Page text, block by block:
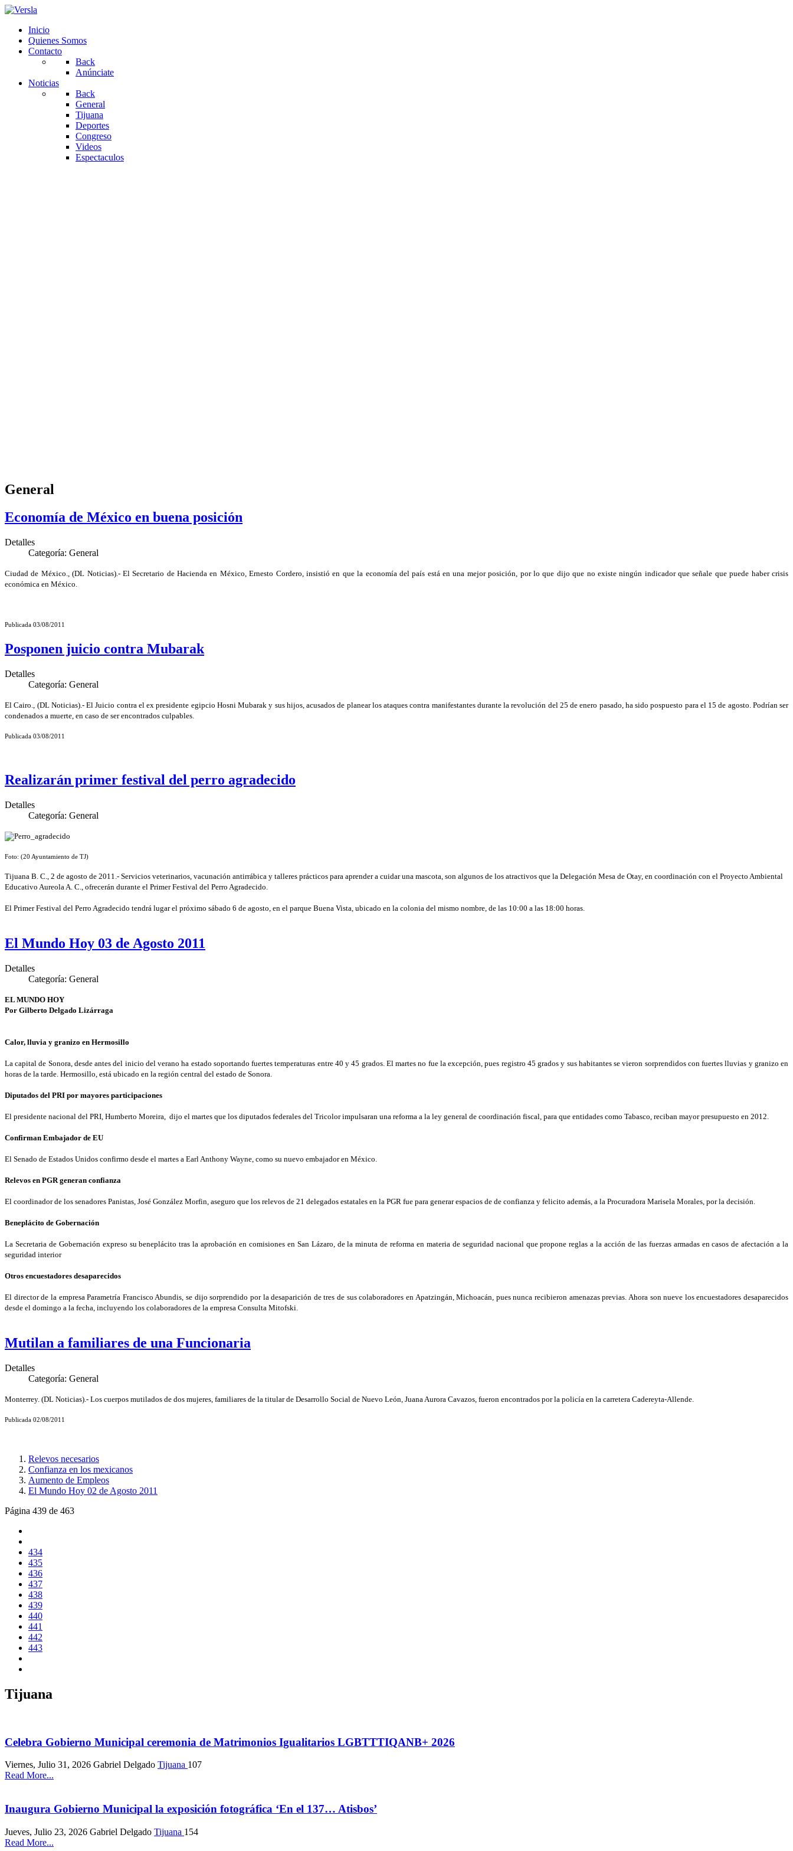
Inicio
Quienes Somos
Contacto
Back
Anúnciate
Noticias
Back
General
Tijuana
Deportes
Congreso
Videos
Espectaculos
General
Economía de México en buena posición
Detalles
Categoría: General
Ciudad de México., (DL Noticias).- El Secretario de Hacienda en México, Ernesto Cordero, insistió en que la economía del país está en una mejor posición, por lo que dijo que no existe ningún indicador que señale que puede haber crisis
económica en México.
Publicada 03/08/2011
Posponen juicio contra Mubarak
Detalles
Categoría: General
El Cairo., (DL Noticias).- El Juicio contra el ex presidente egipcio Hosni Mubarak y sus hijos, acusados de planear los ataques contra manifestantes durante la revolución del 25 de enero pasado, ha sido pospuesto para el 15 de agosto. Podrían ser
condenados a muerte, en caso de ser encontrados culpables.
Publicada 03/08/2011
Realizarán primer festival del perro agradecido
Detalles
Categoría: General
Foto: (20 Ayuntamiento de TJ)
Tijuana B. C., 2 de agosto de 2011.- Servicios veterinarios, vacunación antirrábica y talleres prácticos para aprender a cuidar una mascota, son algunos de los atractivos que la Delegación Mesa de Otay, en coordinación con el Proyecto Ambiental
Educativo Aureola A. C., ofrecerán durante el Primer Festival del Perro Agradecido.
El Primer Festival del Perro Agradecido tendrá lugar el próximo sábado 6 de agosto, en el parque Buena Vista, ubicado en la colonia del mismo nombre, de las 10:00 a las 18:00 horas.
El Mundo Hoy 03 de Agosto 2011
Detalles
Categoría: General
EL MUNDO HOY
Por Gilberto Delgado Lizárraga
Calor, lluvia y granizo en Hermosillo
La capital de Sonora, desde antes del inicio del verano ha estado soportando fuertes temperaturas entre 40 y 45 grados. El martes no fue la excepción, pues registro 45 grados y sus habitantes se vieron sorprendidos con fuertes lluvias y granizo en
horas de la tarde. Hermosillo, está ubicado en la región central del estado de Sonora.
Diputados del PRI por mayores participaciones
El presidente nacional del PRI, Humberto Moreira, dijo el martes que los diputados federales del Tricolor impulsaran una reforma a la ley general de coordinación fiscal, para que entidades como Tabasco, reciban mayor presupuesto en 2012.
Confirman Embajador de EU
El Senado de Estados Unidos confirmo desde el martes a Earl Anthony Wayne, como su nuevo embajador en México.
Relevos en PGR generan confianza
El coordinador de los senadores Panistas, José González Morfin, aseguro que los relevos de 21 delegados estatales en la PGR fue para generar espacios de de confianza y felicito además, a la Procuradora Marisela Morales, por la decisión.
Beneplácito de Gobernación
La Secretaria de Gobernación expreso su beneplácito tras la aprobación en comisiones en San Lázaro, de la minuta de reforma en materia de seguridad nacional que propone reglas a la acción de las fuerzas armadas en casos de afectación a la
seguridad interior
Otros encuestadores desaparecidos
El director de la empresa Parametría Francisco Abundis, se dijo sorprendido por la desaparición de tres de sus colaboradores en Apatzingán, Michoacán, pues nunca recibieron amenazas previas. Ahora son nueve los encuestadores desaparecidos
desde el domingo a la fecha, incluyendo los colaboradores de la empresa Consulta Mitofski.
Mutilan a familiares de una Funcionaria
Detalles
Categoría: General
Monterrey. (DL Noticias).- Los cuerpos mutilados de dos mujeres, familiares de la titular de Desarrollo Social de Nuevo León, Juana Aurora Cavazos, fueron encontrados por la policía en la carretera Cadereyta-Allende.
Publicada 02/08/2011
Relevos necesarios
Confianza en los mexicanos
Aumento de Empleos
El Mundo Hoy 02 de Agosto 2011
Página 439 de 463
434
435
436
437
438
439
440
441
442
443
Tijuana
Celebra Gobierno Municipal ceremonia de Matrimonios Igualitarios LGBTTTIQANB+ 2026
Viernes, Julio 31, 2026 Gabriel Delgado Tijuana 107
Read More...
Inaugura Gobierno Municipal la exposición fotográfica ‘En el 137… Atisbos’
Jueves, Julio 23, 2026 Gabriel Delgado Tijuana 154
Read More...